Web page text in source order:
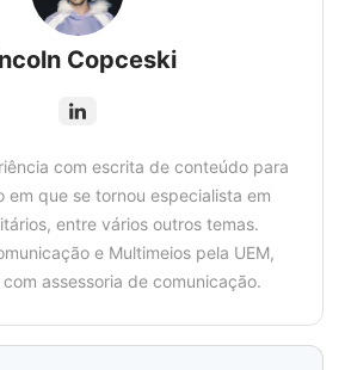
Copceski
com escrita de conteúdo para
em que se tornou especialista em
entre vários outros temas.
e Multimeios pela UEM,
assessoria de comunicação.